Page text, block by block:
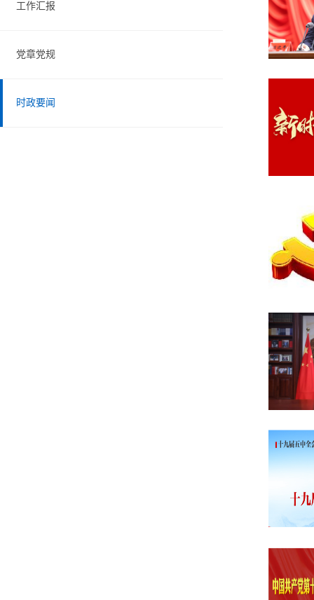
工作汇报
党章党规
时政要闻